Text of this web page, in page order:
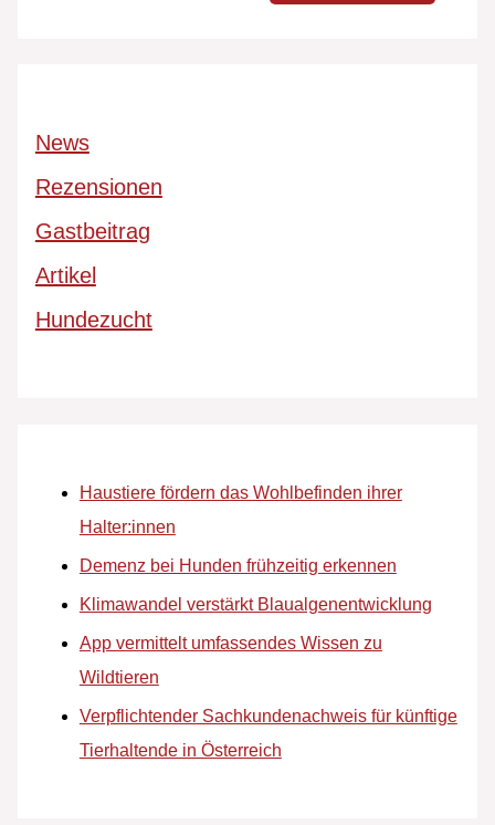
News
Rezensionen
Gastbeitrag
Artikel
Hundezucht
Haustiere fördern das Wohlbefinden ihrer
Halter:innen
Demenz bei Hunden frühzeitig erkennen
Klimawandel verstärkt Blaualgenentwicklung
App vermittelt umfassendes Wissen zu
Wildtieren
Verpflichtender Sachkundenachweis für künftige
Tierhaltende in Österreich